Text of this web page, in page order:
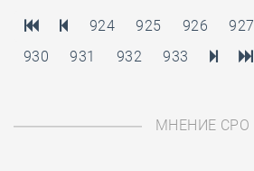
924 925 926 927
930
931 932 933
МНЕНИЕ СРО